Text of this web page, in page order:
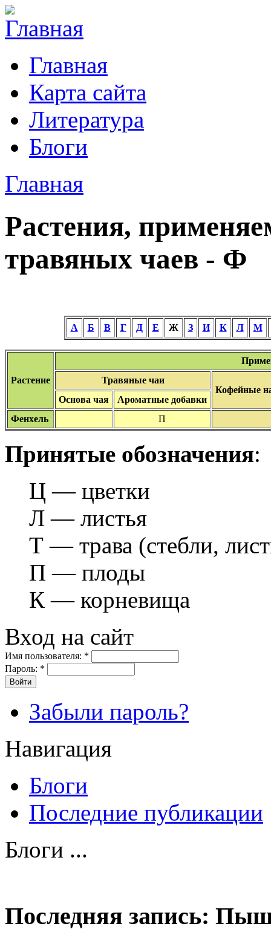
Главная
Карта сайта
Литература
Блоги
Главная
Растения,
травяных чаев - Ф
А Б В Г Д Е Ж З И К Л М
Растение
Травяные чаи
Кофейные
Основа чая
Ароматные добавки
Фенхель
П
Принятые обозначения:
Ц — цветки
Л — листья
Т — трава (стебли,
П — плоды
К — корневища
Вход на сайт
Имя пользователя: *
Пароль: *
Забыли пароль?
Навигация
Блоги
Последние публикации
Блоги ...
Последняя запись: